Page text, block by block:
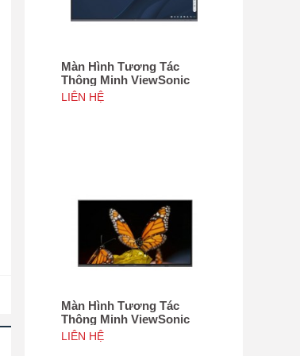
Màn Hình Tương Tác
Thông Minh ViewSonic
IFP105G
LIÊN HỆ
Màn Hình Tương Tác
Thông Minh ViewSonic
IFP110
LIÊN HỆ